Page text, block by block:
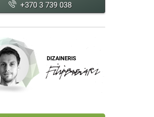
+370 3 739 038
DIZAINERIS